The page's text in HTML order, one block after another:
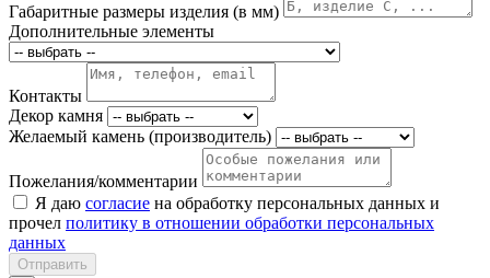
Габаритные размеры изделия (в мм)
Дополнительные элементы
Контакты
Декор камня
Желаемый камень (производитель)
Пожелания/комментарии
Я даю согласие на обработку персональных данных и
прочел политику в отношении обработки персональных
данных
Отправить